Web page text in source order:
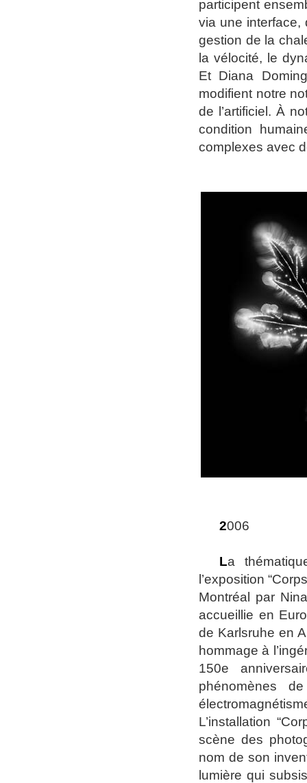
participent
via une interface,
gestion de la
la vélocité, le
Et Diana
modifient notre
de l’artificiel. À
condition
complexes avec
2006
La
l’exposition
Montréal par
accueillie en
de Karlsruhe en
hommage à
150e
phénomènes
L’installation
scène des
nom de son
lumière qui